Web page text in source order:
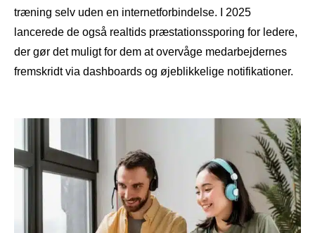
træning selv uden en internetforbindelse. I 2025
lancerede de også realtids præstationssporing for ledere,
der gør det muligt for dem at overvåge medarbejdernes
fremskridt via dashboards og øjeblikkelige notifikationer.